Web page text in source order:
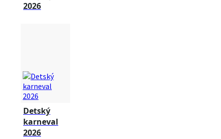
2026
Detský
karneval
2026